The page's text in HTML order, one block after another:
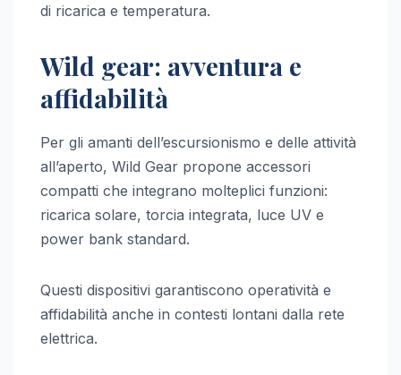
di ricarica e temperatura.
Wild gear: avventura e
affidabilità
Per gli amanti dell’escursionismo e delle attività
all’aperto, Wild Gear propone accessori
compatti che integrano molteplici funzioni:
ricarica solare, torcia integrata, luce UV e
power bank standard.
Questi dispositivi garantiscono operatività e
affidabilità anche in contesti lontani dalla rete
elettrica.